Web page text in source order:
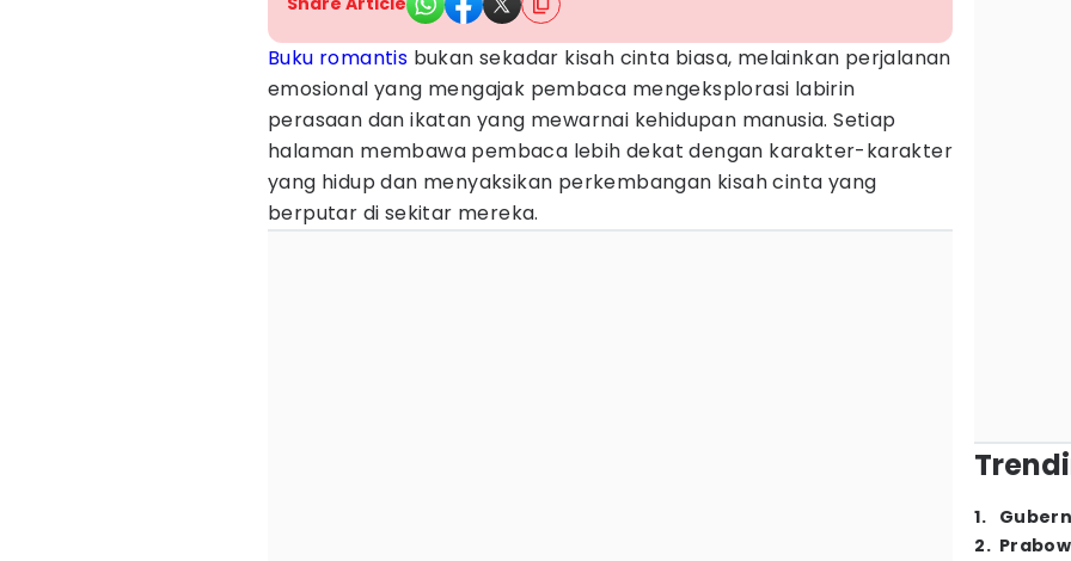
Buku romantis bukan sekadar kisah cinta biasa, melainkan perjalanan
emosional yang mengajak pembaca mengeksplorasi labirin
perasaan dan ikatan yang mewarnai kehidupan manusia. Setiap
halaman membawa pembaca lebih dekat dengan karakter-karakter
yang hidup dan menyaksikan perkembangan kisah cinta yang
berputar di sekitar mereka.
1.
2.